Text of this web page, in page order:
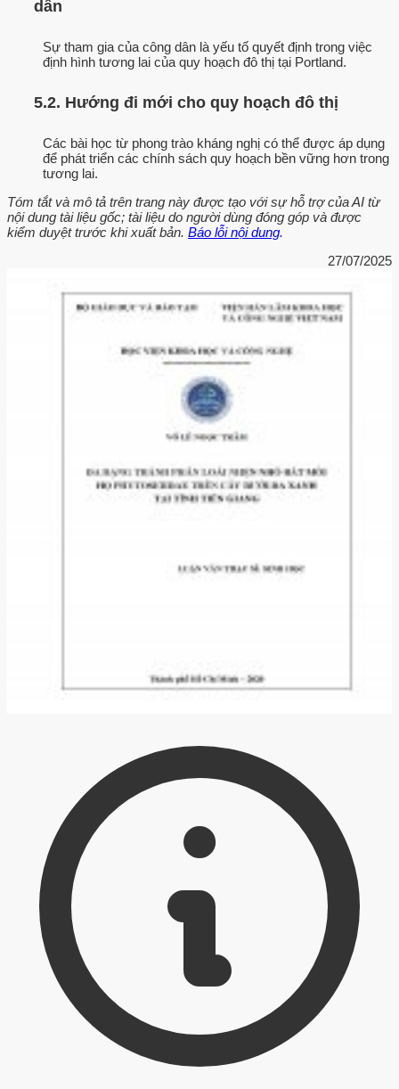
dân
Sự tham gia của công dân là yếu tố quyết định trong việc
định hình tương lai của quy hoạch đô thị tại Portland.
5.2. Hướng đi mới cho quy hoạch đô thị
Các bài học từ phong trào kháng nghị có thể được áp dụng
để phát triển các chính sách quy hoạch bền vững hơn trong
tương lai.
Tóm tắt và mô tả trên trang này được tạo với sự hỗ trợ của AI từ
nội dung tài liệu gốc; tài liệu do người dùng đóng góp và được
kiểm duyệt trước khi xuất bản. Báo lỗi nội dung.
27/07/2025